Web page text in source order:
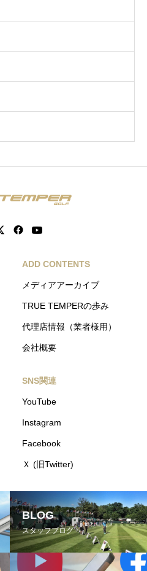
ADD CONTENTS
メディアアーカイブ
TRUE TEMPERの歩み
代理店情報（業者様用）
会社概要
SNS関連
YouTube
Instagram
Facebook
Ｘ (旧Twitter)
BLOG
スタッフブログ